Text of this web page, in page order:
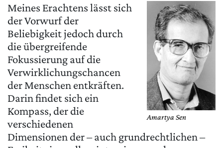
Amartya Sen
Meines Erachtens lässt sich
der Vorwurf der
Beliebigkeit jedoch durch
die übergreifende
Fokussierung auf die
Verwirklichungschancen
der Menschen entkräften.
Darin findet sich ein
Kompass, der die
verschiedenen
Dimensionen der – auch grundrechtlichen –